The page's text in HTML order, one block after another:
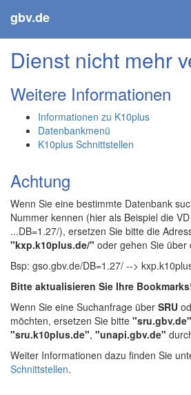
gbv.de
Dienst nicht mehr
Weitere Informationen
Informationen zu K10plus
Datenbankmenü
K10plus Schnittstellen
Achtung
Wenn Sie eine bestimmte Datenbank
Nummer kennen (hier als Beispiel die
...DB=1.27/), ersetzen Sie bitte die
"kxp.k10plus.de/" oder gehen Sie über
Bsp: gso.gbv.de/DB=1.27/ -->
Bitte aktualisieren Sie Ihre
Wenn Sie eine Suchanfrage über SRU
möchten, ersetzen Sie bitte "sru.gbv.de"
"sru.k10plus.de", "unapi.gbv.de"
Weiter Informationen dazu finden Sie
Schnittstellen.